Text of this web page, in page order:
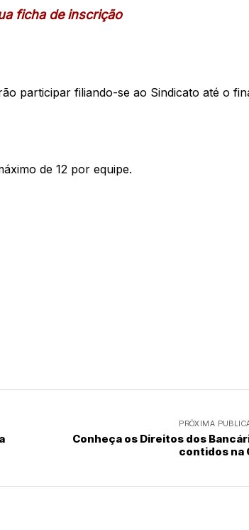
ficha de inscrição
participar filiando-se ao Sindicato até o
de 12 por equipe.
PRÓXIMA
Conheça os Direitos dos
contidos na